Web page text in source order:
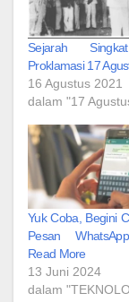
Sejarah
Proklamasi 17
16 Agustus 2021
dalam "17
Yuk Coba, Begini
Pesan
Read More
13 Juni 2024
dalam